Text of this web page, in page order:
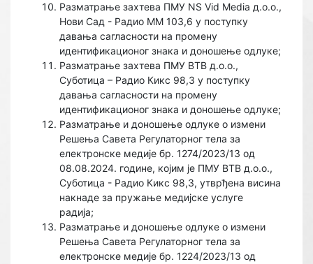
Разматрање захтева ПМУ NS Vid Media д.о.о.,
Нови Сад - Радио ММ 103,6 у поступку
давања сагласности на промену
идентификационог знака и доношење одлуке;
Разматрање захтева ПМУ ВТВ д.о.о.,
Суботица – Радио Кикс 98,3 у поступку
давања сагласности на промену
идентификационог знака и доношење одлуке;
Разматрање и доношење одлуке о измени
Решења Савета Регулаторног тела за
електронске медије бр. 1274/2023/13 од
08.08.2024. године, којим је ПМУ ВТВ д.о.о.,
Суботица - Радио Кикс 98,3, утврђена висина
накнаде за пружање медијске услуге
радија;
Разматрање и доношење одлуке о измени
Решења Савета Регулаторног тела за
електронске медије бр. 1224/2023/13 од